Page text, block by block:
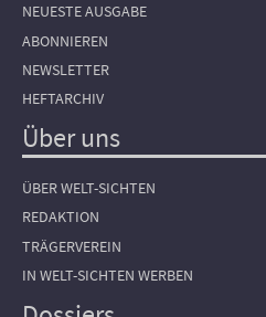
NEUESTE AUSGABE
ABONNIEREN
NEWSLETTER
HEFTARCHIV
Über uns
ÜBER WELT-SICHTEN
REDAKTION
TRÄGERVEREIN
IN WELT-SICHTEN WERBEN